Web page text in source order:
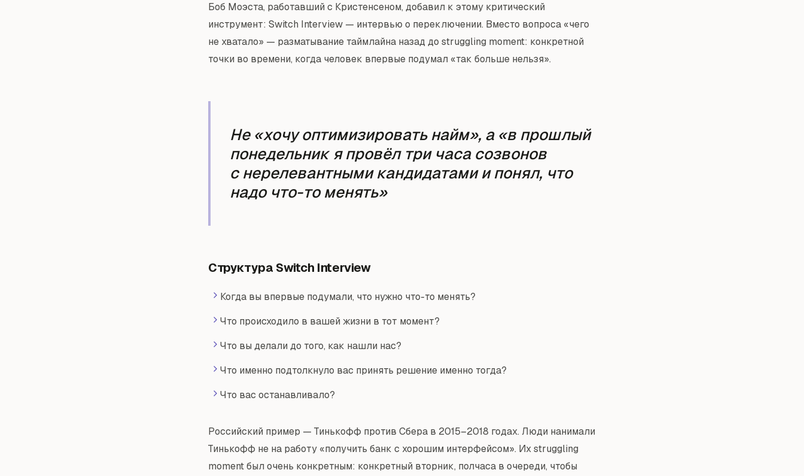
Боб Моэста, работавший с Кристенсеном, добавил к этому критический
инструмент: Switch Interview — интервью о переключении. Вместо вопроса «чего
не хватало» — разматывание таймлайна назад до struggling moment: конкретной
точки во времени, когда человек впервые подумал «так больше нельзя».
Не «хочу оптимизировать найм», а «в прошлый
понедельник я провёл три часа созвонов
с нерелевантными кандидатами и понял, что
надо что-то менять»
Структура Switch Interview
Когда вы впервые подумали, что нужно что-то менять?
Что происходило в вашей жизни в тот момент?
Что вы делали до того, как нашли нас?
Что именно подтолкнуло вас принять решение именно тогда?
Что вас останавливало?
Российский пример — Тинькофф против Сбера в 2015–2018 годах. Люди нанимали
Тинькофф не на работу «получить банк с хорошим интерфейсом». Их struggling
moment был очень конкретным: конкретный вторник, полчаса в очереди, чтобы